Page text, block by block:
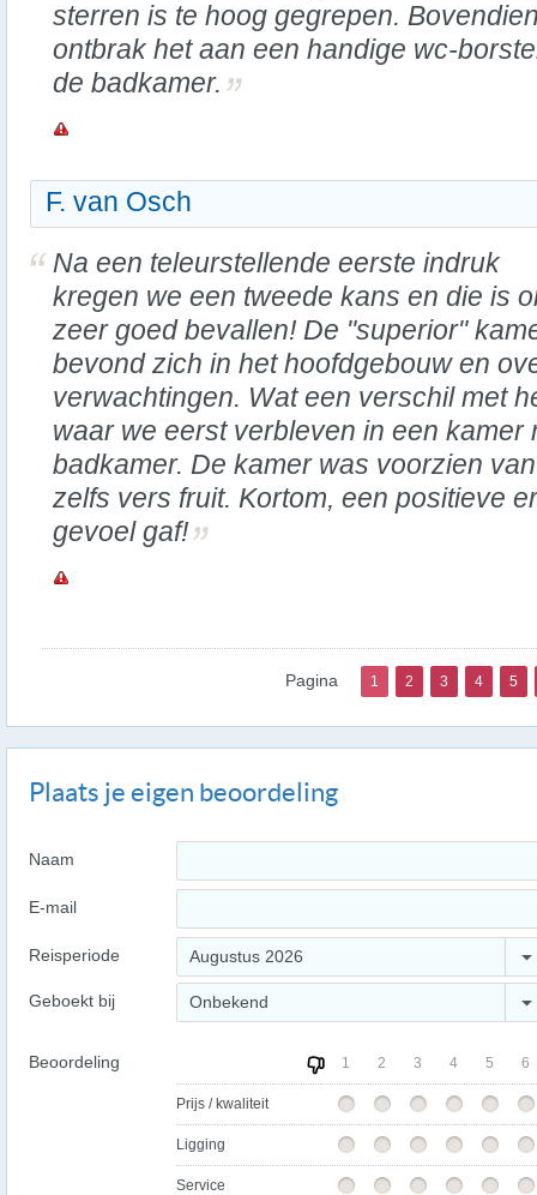
sterren is te hoog gegrepen.
ontbrak het aan een handige wc-
de badkamer.
F. van Osch
Na een teleurstellende eerste indruk
kregen we een tweede kans en die is
zeer goed bevallen! De "superior"
bevond zich in het hoofdgebouw en
verwachtingen. Wat een verschil met
waar we eerst verbleven in een kamer
badkamer. De kamer was voorzien
zelfs vers fruit. Kortom, een positieve
gevoel gaf!
Pagina 1 2 3 4 5
Plaats je eigen beoordeling
Naam
E-mail
Reisperiode Augustus 2026
Geboekt bij Onbekend
Beoordeling 1 2 3 4 5 6
Prijs / kwaliteit
Ligging
Service